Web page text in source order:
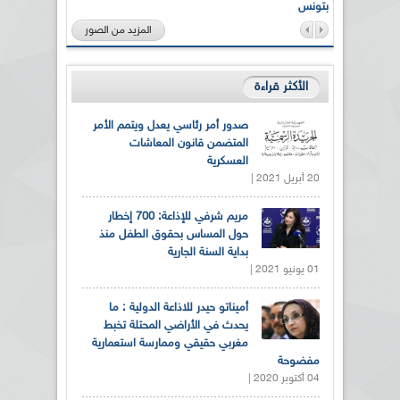
بتونس
المزيد من الصور
الأكثر قراءة
صدور أمر رئاسي يعدل ويتمم الأمر
المتضمن قانون المعاشات
العسكرية
20 أبريل 2021 |
مريم شرفي للإذاعة: 700 إخطار
حول المساس بحقوق الطفل منذ
بداية السنة الجارية
01 يونيو 2021 |
أميناتو حيدر للاذاعة الدولية : ما
يحدث في الأراضي المحتلة تخبط
مغربي حقيقي وممارسة استعمارية
مفضوحة
04 أكتوبر 2020 |